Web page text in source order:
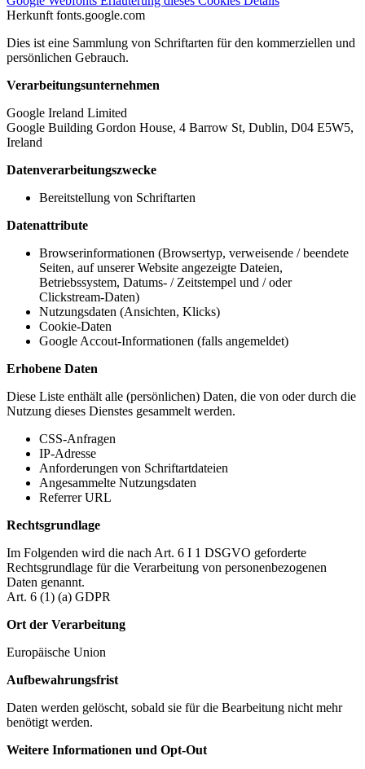
Herkunft fonts.google.com
Dies ist eine Sammlung von Schriftarten für den kommerziellen und
persönlichen Gebrauch.
Verarbeitungsunternehmen
Google Ireland Limited
Google Building Gordon House, 4 Barrow St, Dublin, D04 E5W5,
Ireland
Datenverarbeitungszwecke
Bereitstellung von Schriftarten
Datenattribute
Browserinformationen (Browsertyp, verweisende / beendete
Seiten, auf unserer Website angezeigte Dateien,
Betriebssystem, Datums- / Zeitstempel und / oder
Clickstream-Daten)
Nutzungsdaten (Ansichten, Klicks)
Cookie-Daten
Google Accout-Informationen (falls angemeldet)
Erhobene Daten
Diese Liste enthält alle (persönlichen) Daten, die von oder durch die
Nutzung dieses Dienstes gesammelt werden.
CSS-Anfragen
IP-Adresse
Anforderungen von Schriftartdateien
Angesammelte Nutzungsdaten
Referrer URL
Rechtsgrundlage
Im Folgenden wird die nach Art. 6 I 1 DSGVO geforderte
Rechtsgrundlage für die Verarbeitung von personenbezogenen
Daten genannt.
Art. 6 (1) (a) GDPR
Ort der Verarbeitung
Europäische Union
Aufbewahrungsfrist
Daten werden gelöscht, sobald sie für die Bearbeitung nicht mehr
benötigt werden.
Weitere Informationen und Opt-Out